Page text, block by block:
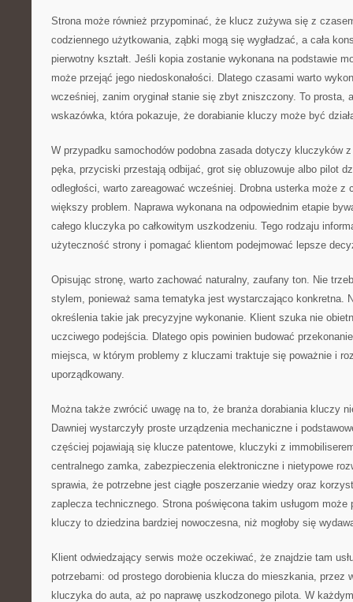
Strona może również przypominać, że klucz zużywa się z
codziennego użytkowania, ząbki mogą się wygładzać, a cała
pierwotny kształt. Jeśli kopia zostanie wykonana na podstawie
może przejąć jego niedoskonałości. Dlatego czasami warto
wcześniej, zanim oryginał stanie się zbyt zniszczony. To prosta,
wskazówka, która pokazuje, że dorabianie kluczy może być
W przypadku samochodów podobna zasada dotyczy kluczyków
pęka, przyciski przestają odbijać, grot się obluzowuje albo pilot
odległości, warto zareagować wcześniej. Drobna usterka może z
większy problem. Naprawa wykonana na odpowiednim etapie
całego kluczyka po całkowitym uszkodzeniu. Tego rodzaju
użyteczność strony i pomagać klientom podejmować lepsze
Opisując stronę, warto zachować naturalny, zaufany ton. Nie
stylem, ponieważ sama tematyka jest wystarczająco konkretna.
określenia takie jak precyzyjne wykonanie. Klient szuka nie
uczciwego podejścia. Dlatego opis powinien budować
miejsca, w którym problemy z kluczami traktuje się poważnie i
uporządkowany.
Można także zwrócić uwagę na to, że branża dorabiania kluczy
Dawniej wystarczyły proste urządzenia mechaniczne i
częściej pojawiają się klucze patentowe, kluczyki z
centralnego zamka, zabezpieczenia elektroniczne i nietypowe
sprawia, że potrzebne jest ciągłe poszerzanie wiedzy oraz
zaplecza technicznego. Strona poświęcona takim usługom może
kluczy to dziedzina bardziej nowoczesna, niż mogłoby się
Klient odwiedzający serwis może oczekiwać, że znajdzie tam
potrzebami: od prostego dorobienia klucza do mieszkania, przez
kluczyka do auta, aż po naprawę uszkodzonego pilota. W